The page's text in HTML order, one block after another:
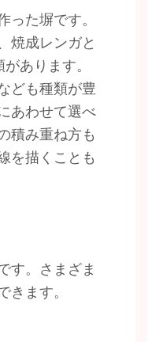
った塀です。
焼成レンガと
あります。
ども種類が豊
あわせて選べ
積み重ね方も
を描くことも
す。さまざま
きます。